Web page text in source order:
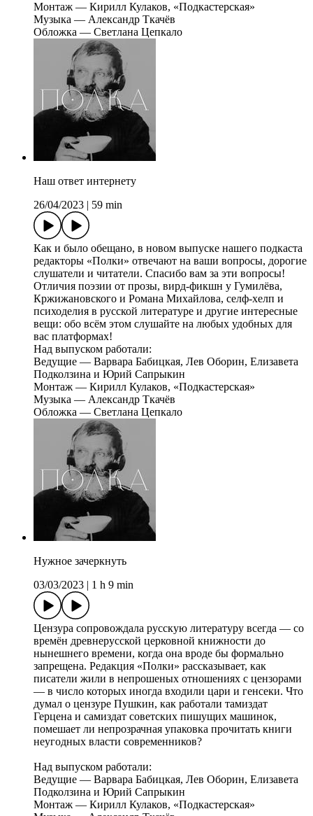
Монтаж — Кирилл Кулаков, «Подкастерская»
Музыка — Александр Ткачёв
Обложка — Светлана Цепкало
Наш ответ интернету
26/04/2023
59 min
Как и было обещано, в новом выпуске нашего подкаста
редакторы «Полки» отвечают на ваши вопросы, дорогие
слушатели и читатели. Спасибо вам за эти вопросы!
Отличия поэзии от прозы, вирд-фикшн у Гумилёва,
Кржижановского и Романа Михайлова, селф-хелп и
психоделия в русской литературе и другие интересные
вещи: обо всём этом слушайте на любых удобных для
вас платформах!
Над выпуском работали:
Ведущие — Варвара Бабицкая, Лев Оборин, Елизавета
Подколзина и Юрий Сапрыкин
Монтаж — Кирилл Кулаков, «Подкастерская»
Музыка — Александр Ткачёв
Обложка — Светлана Цепкало
Нужное зачеркнуть
03/03/2023
1 h 9 min
Цензура сопровождала русскую литературу всегда — со
времён древнерусской церковной книжности до
нынешнего времени, когда она вроде бы формально
запрещена. Редакция «Полки» рассказывает, как
писатели жили в непрошеных отношениях с цензорами
— в число которых иногда входили цари и генсеки. Что
думал о цензуре Пушкин, как работали тамиздат
Герцена и самиздат советских пишущих машинок,
помешает ли непрозрачная упаковка прочитать книги
неугодных власти современников?
Над выпуском работали:
Ведущие — Варвара Бабицкая, Лев Оборин, Елизавета
Подколзина и Юрий Сапрыкин
Монтаж — Кирилл Кулаков, «Подкастерская»